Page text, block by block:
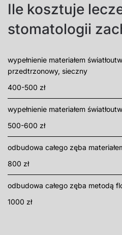
Ile kosztuje
stomatologii
wypełnienie materiałem
przedtrzonowy, sieczny
400-500 zł
wypełnienie materiałem
500-600 zł
odbudowa całego zęba
800 zł
odbudowa całego zęba metodą
1000 zł